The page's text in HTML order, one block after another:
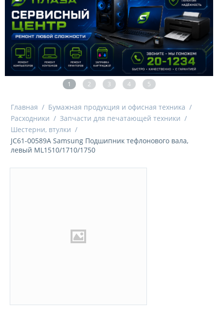
1 2 3 4 5
Главная / Бумажная продукция и офисная техника /
Расходники / Запчасти для печатающей техники /
Шестерни, втулки /
JC61-00589A Samsung Подшипник тефлонового вала,
левый ML1510/1710/1750